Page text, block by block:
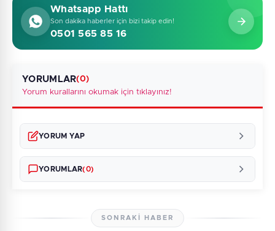
Whatsapp Hattı
Son dakika haberler için bizi takip edin!
0501 565 85 16
YORUMLAR(0)
Yorum kurallarını okumak için tıklayınız!
YORUM YAP
YORUMLAR(0)
SONRAKI HABER